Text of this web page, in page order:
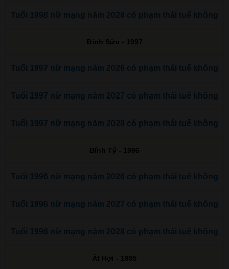
Tuổi 1998 nữ mạng năm 2028 có phạm thái tuế không
Đinh Sửu - 1997
Tuổi 1997 nữ mạng năm 2026 có phạm thái tuế không
Tuổi 1997 nữ mạng năm 2027 có phạm thái tuế không
Tuổi 1997 nữ mạng năm 2028 có phạm thái tuế không
Bính Tý - 1996
Tuổi 1996 nữ mạng năm 2026 có phạm thái tuế không
Tuổi 1996 nữ mạng năm 2027 có phạm thái tuế không
Tuổi 1996 nữ mạng năm 2028 có phạm thái tuế không
Ất Hợi - 1995